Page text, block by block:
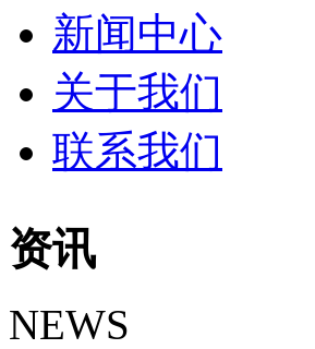
新闻中心
关于我们
联系我们
资讯
NEWS